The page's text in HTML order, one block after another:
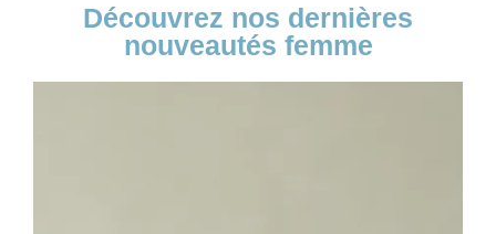
Découvrez nos dernières
nouveautés femme